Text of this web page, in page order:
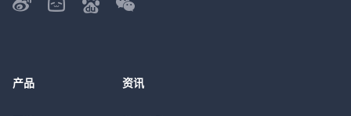
产品 资讯